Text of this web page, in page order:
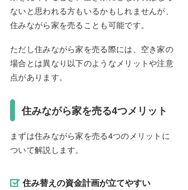
ないと思われる方もいるかもしれませんが、
住みながら家を売ることも可能です。
ただし住みながら家を売る際には、空き家の
場合とは異なり以下のようなメリットや注意
点があります。
住みながら家を売る4つメリット
まずは住みながら家を売る4つのメリットに
ついて解説します。
住み替えの資金計画が立てやすい